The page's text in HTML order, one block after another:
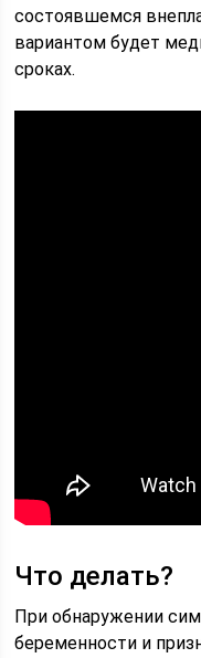
состоявшемся
вариантом будет
сроках.
Что делать?
При обнаружении
беременности и